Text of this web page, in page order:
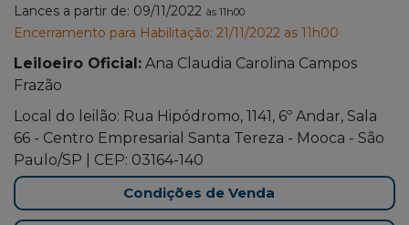
Lances a partir de: 09/11/2022 às 11h00
Encerramento para Habilitação: 21/11/2022 as 11h00
Leiloeiro Oficial: Ana Claudia Carolina Campos
Frazão
Local do leilão: Rua Hipódromo, 1141, 6º Andar, Sala
66 - Centro Empresarial Santa Tereza - Mooca - São
Paulo/SP | CEP: 03164-140
Condições de Venda